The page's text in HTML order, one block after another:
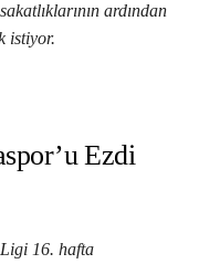
ardından
istiyor.
Ezdi
16. hafta